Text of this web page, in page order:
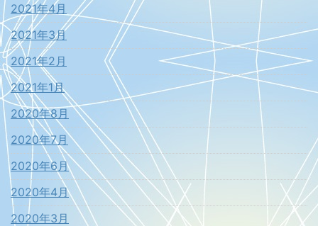
2021年4月
2021年3月
2021年2月
2021年1月
2020年8月
2020年7月
2020年6月
2020年4月
2020年3月